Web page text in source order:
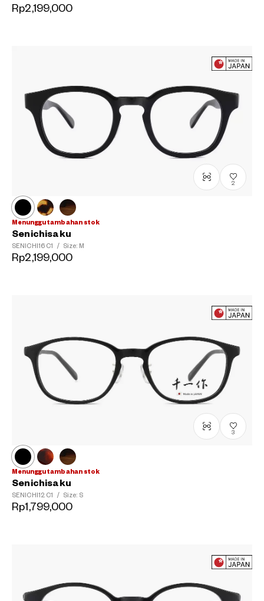
Rp2,199,000
2
Menunggu tambahan stok
Senichisaku
SENICHI16 C1 / Size: M
Rp2,199,000
3
Menunggu tambahan stok
Senichisaku
SENICHI12 C1 / Size: S
Rp1,799,000